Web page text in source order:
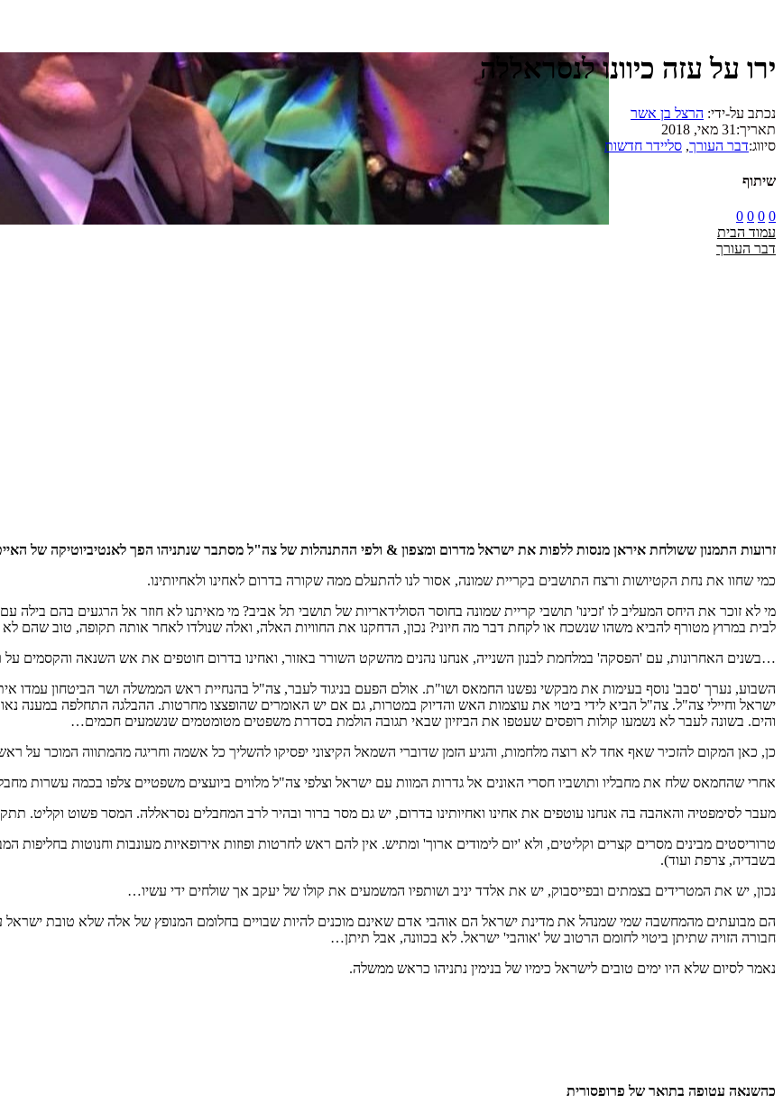
ירו על עזה כיוונו לנסראללה
נכתב על-ידי: הרצל בן אשר
תאריך: 31 מאי, 2018
סיווג:דבר העורך, סליידר חדשות
שיתוף
0
0
0
0
עמוד הבית
דבר העורך
זרועות התמנון ששולחת איראן מנסות ללפות את ישראל מדרום ומצפון & ולפי ההתנהלות של צה"ל מסתבר שנתניהו הפך לאנטיביוטיקה של
כמי שחוו את נחת הקטיושות ורצח התושבים בקריית שמונה, אסור לנו להתעלם ממה שקורה בדרום לאחינו ולאחיותינו.
מי לא זוכר את היחס המעליב לו 'זכינו' תושבי קריית שמונה בחוסר הסולידאריות של תושבי תל אביב? מי מאיתנו לא חוזר אל הרגעים בהם בילה
לבית במרוץ מטורף להביא משהו שנשכח או לקחת דבר מה חיוני? נכון, הדחקנו את החוויות האלה, ואלה שנולדו לאחר אותה תקופה, טוב שהם לא
…בשנים האחרונות, עם 'הפסקה' במלחמת לבנון השנייה, אנחנו נהנים מהשקט השורר באזור, ואחינו בדרום חוטפים את אש השנאה והקסמים
השבוע, נערך 'סבב' נוסף בעימות את מבקשי נפשנו החמאס ושו"ת. אולם הפעם בניגוד לעבר, צה"ל בהנחיית ראש הממשלה ושר הביטחון עמדו
ישראל וחיילי צה"ל. צה"ל הביא לידי ביטוי את עוצמות האש והדיוק במטרות, גם אם יש האומרים שהופצצו מחרטות. ההבלגה התחלפה במענה
והים. בשונה לעבר לא נשמעו קולות רופסים שעטפו את הביזיון שבאי תגובה הולמת בסדרת משפטים מטומטמים שנשמעים חכמים…
כן, כאן המקום להזכיר שאף אחד לא רוצה מלחמות, והגיע הזמן שדוברי השמאל הקיצוני יפסיקו להשליך כל אשמה וחריגה מהמתווה המוכר על
אחרי שהחמאס שלח את מחבליו ותושביו חסרי האונים אל גדרות המוות עם ישראל וצלפי צה"ל מלווים ביועצים משפטיים צלפו בכמה עשרות
מעבר לסימפטיה והאהבה בה אנחנו עוטפים את אחינו ואחיותינו בדרום, יש גם מסר ברור ובהיר לרב המחבלים נסראללה. המסר פשוט וקליט.
טרוריסטים מבינים מסרים קצרים וקליטים, ולא 'יום לימודים ארוך' ומתיש. אין להם ראש לחרטות ופוזות אירופאיות מעונבות וחנוטות בחליפות
בשבדיה, צרפת ועוד).
נכון, יש את המטרידים בצמתים ובפייסבוק, יש את אלדד יניב ושותפיו המשמעים את קולו של יעקב אך שולחים ידי עשיו…
הם מבועתים מהמחשבה שמי שמנהל את מדינת ישראל הם אוהבי אדם שאינם מוכנים להיות שבויים בחלומם המנופץ של אלה שלא טובת ישראל
חבורה הזויה שתיתן ביטוי לחומם הרטוב של 'אוהבי' ישראל. לא בכוונה, אבל תיתן…
נאמר לסיום שלא היו ימים טובים לישראל כימיו של בנימין נתניהו כראש ממשלה.
כהשנאה עטופה בתואר של פרופסורית